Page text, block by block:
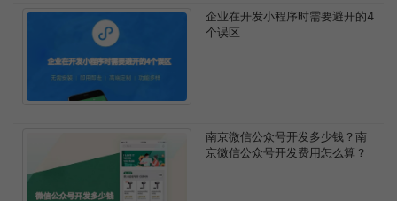
企业在开发小程序时需要避开的4
个误区
南京微信公众号开发多少钱？南
京微信公众号开发费用怎么算？